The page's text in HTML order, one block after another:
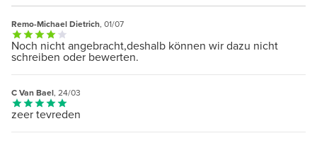
Remo-Michael Dietrich, 01/07
Noch nicht angebracht,deshalb können wir dazu nicht
schreiben oder bewerten.
C Van Bael, 24/03
zeer tevreden